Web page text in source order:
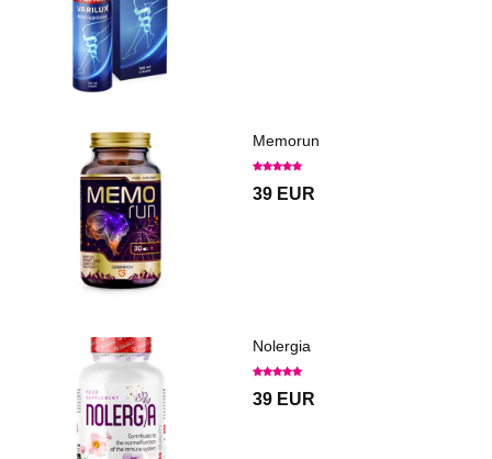
Memorun
39 EUR
Nolergia
39 EUR